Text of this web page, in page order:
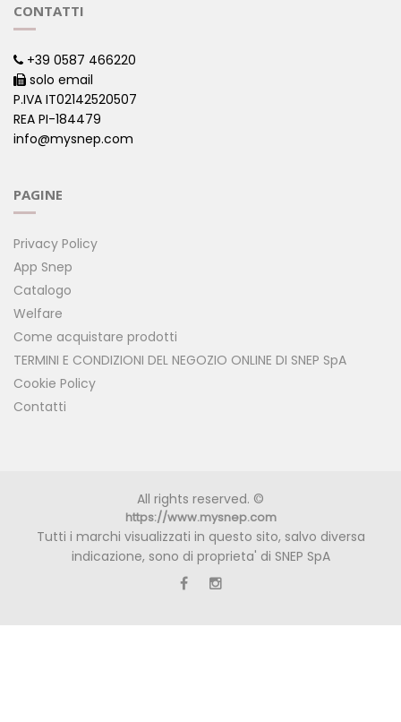
CONTATTI
+39 0587 466220
solo email
P.IVA IT02142520507
REA PI-184479
info@mysnep.com
PAGINE
Privacy Policy
App Snep
Catalogo
Welfare
Come acquistare prodotti
TERMINI E CONDIZIONI DEL NEGOZIO ONLINE DI SNEP SpA
Cookie Policy
Contatti
All rights reserved. ©
https://www.mysnep.com
Tutti i marchi visualizzati in questo sito, salvo diversa
indicazione, sono di proprieta' di SNEP SpA